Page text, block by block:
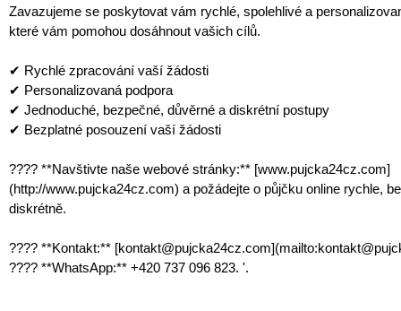
Zavazujeme se poskytovat vám rychlé, spolehlivé a
které vám pomohou dosáhnout vašich cílů.
✔ Rychlé zpracování vaší žádosti
✔ Personalizovaná podpora
✔ Jednoduché, bezpečné, důvěrné a diskrétní postupy
✔ Bezplatné posouzení vaší žádosti
???? **Navštivte naše webové stránky:** [www.pujcka24cz.com]
(http://www.pujcka24cz.com) a požádejte o půjčku online rychle,
diskrétně.
???? **Kontakt:**
???? **WhatsApp:** +420 737 096 823. '.